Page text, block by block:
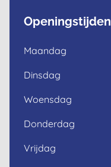
Openingstijden
Maandag
Dinsdag
Woensdag
Donderdag
Vrijdag